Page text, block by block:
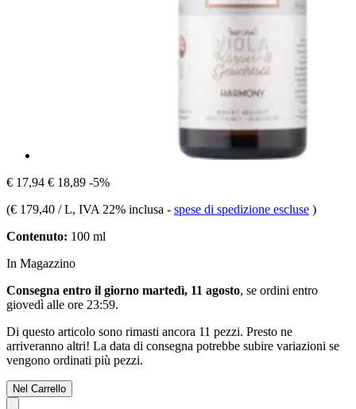
€ 17,94 € 18,89 -5%
(€ 179,40 / L, IVA 22% inclusa - spese di spedizione escluse )
Contenuto: 100 ml
In Magazzino
Consegna entro il giorno martedì, 11 agosto, se ordini entro
giovedì alle ore 23:59.
Di questo articolo sono rimasti ancora 11 pezzi. Presto ne
arriveranno altri! La data di consegna potrebbe subire variazioni se
vengono ordinati più pezzi.
Nel Carrello